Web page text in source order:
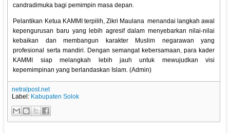
candradimuka bagi pemimpin masa depan.
Pelantikan Ketua KAMMI terpilih, Zikri Maulana menandai langkah awal
kepengurusan baru yang lebih agresif dalam menyebarkan nilai-nilai
kebaikan dan membangun karakter Muslim negarawan yang
profesional serta mandiri. Dengan semangat kebersamaan, para kader
KAMMI siap melangkah lebih jauh untuk mewujudkan visi
kepemimpinan yang berlandaskan Islam. (Admin)
netralpost.net
Label: Kabupaten Solok